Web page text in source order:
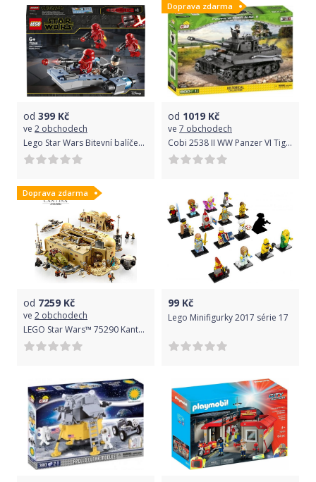
Rozměry:
Rozměry osobního vlaku: 5 × 11 × 69 cm
Počet dílků: 677ks
Země původu: EU
Katalog LEGO k online prohlížení zde.Pokud má produkt více
obrázků s různými variantami, technicky nelze zajistit dodání
konkrétní varianty, kterou upřesníte například v poznámce
objednávky.
od 399 Kč
ve 2 obchodech
Lego Star Wars Bitevní balíček sithských jednotek
Doprava zdarma
od 1019 Kč
ve 7 obchodech
Cobi 2538 II WW Panzer VI Tiger Ausf. E, 800 k, 1 f
Doprava zdarma
od 7259 Kč
ve 2 obchodech
LEGO Star Wars™ 75290 Kantýna Mos Eisley™
99 Kč
Lego Minifigurky 2017 série 17